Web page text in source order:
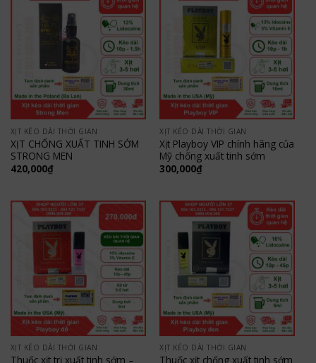
XỊT KÉO DÀI THỜI GIAN
XỊT CHỐNG XUẤT TINH SỚM
STRONG MEN
420,000₫
XỊT KÉO DÀI THỜI GIAN
Xịt Playboy VIP chính hãng của
Mỹ chống xuất tinh sớm
300,000₫
XỊT KÉO DÀI THỜI GIAN
Thuốc xịt trị xuất tinh sớm –
XỊT KÉO DÀI THỜI GIAN
Thuốc xịt chống xuất tinh sớm